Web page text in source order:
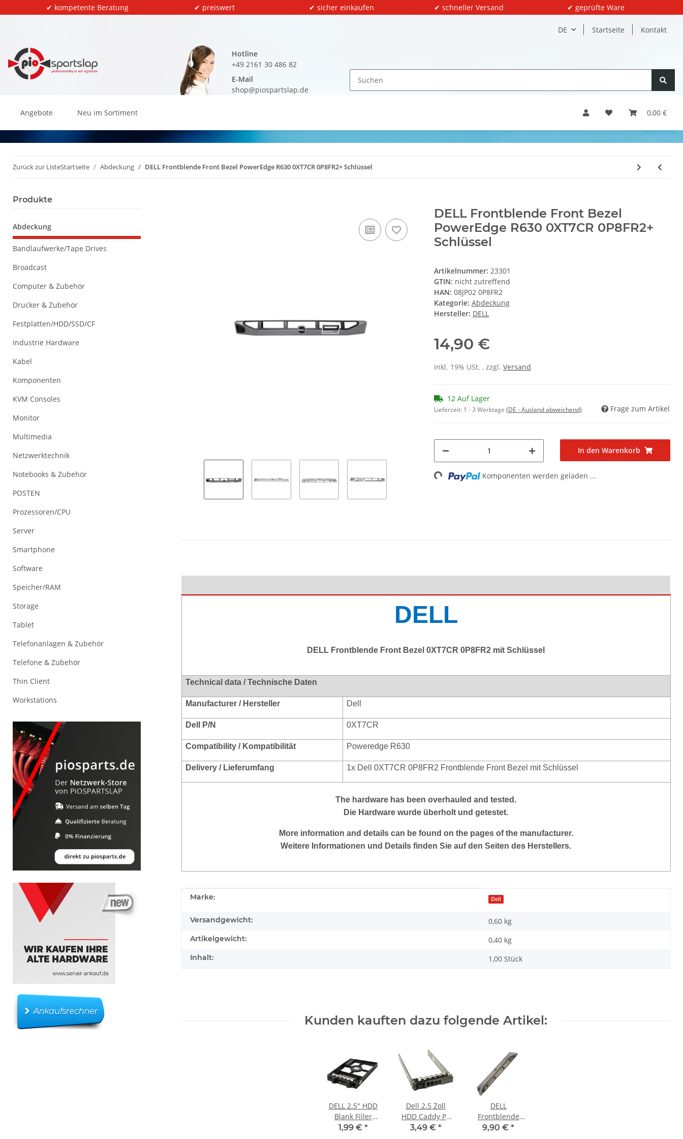
✔ kompetente Beratung ✔ preiswert ✔ sicher einkaufen ✔ schneller Versand ✔ geprüfte Ware
DE Startseite Kontakt
Hotline
+49 2161 30 486 82
E-Mail
shop@piospartslap.de
0,00 €
Angebote Neu im Sortiment
Zurück zur ListeStartseite Abdeckung DELL Frontblende Front Bezel PowerEdge R630 0XT7CR 0P8FR2+ Schlüssel
DELL Frontblende Front Bezel
PowerEdge R630 0XT7CR 0P8FR2+
Schlüssel
Artikelnummer: 23301
GTIN: nicht zutreffend
HAN: 08JP02 0P8FR2
Kategorie: Abdeckung
Hersteller: DELL
14,90 €
inkl. 19% USt. , zzgl. Versand
12 Auf Lager
Lieferzeit: 1 - 3 Werktage (DE - Ausland abweichend) Frage zum Artikel
In den Warenkorb
Loading... Komponenten werden geladen ...
DELL
DELL Frontblende Front Bezel 0XT7CR 0P8FR2 mit Schlüssel
Technical data / Technische Daten
Manufacturer / Hersteller Dell
Dell P/N 0XT7CR
Compatibility / Kompatibilität Poweredge R630
Delivery / Lieferumfang 1x Dell 0XT7CR 0P8FR2 Frontblende Front Bezel mit Schlüssel
The hardware has been overhauled and tested.
Die Hardware wurde überholt und getestet.
More information and details can be found on the pages of the manufacturer.
Weitere Informationen und Details finden Sie auf den Seiten des Herstellers.
Produkteigenschaft
Wert
Marke: Dell
Versandgewicht: 0,60 kg
Artikelgewicht: 0,40 kg
Inhalt: 1,00 Stück
Kunden kauften dazu folgende Artikel:
DELL 2.5" HDD
Blank Filler
Caddy R-T-Serie
1,99 € *
Dell 2.5 Zoll
HDD Caddy PE
R410 R610 R620
3,49 € *
DELL
Frontblende
Front Bezel
9,90 €*
Produkte
Abdeckung
Bandlaufwerke/Tape Drives
Broadcast
Computer & Zubehör
Drucker & Zubehör
Festplatten/HDD/SSD/CF
Industrie Hardware
Kabel
Komponenten
KVM Consoles
Monitor
Multimedia
Netzwerktechnik
Notebooks & Zubehör
POSTEN
Prozessoren/CPU
Server
Smartphone
Software
Speicher/RAM
Storage
Tablet
Telefonanlagen & Zubehör
Telefone & Zubehör
Thin Client
Workstations